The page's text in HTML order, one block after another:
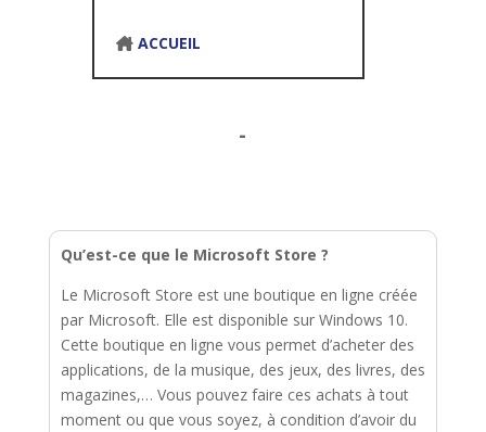
ACCUEIL
-
Qu’est-ce que le Microsoft Store ?
Le Microsoft Store est une boutique en ligne créée
par Microsoft. Elle est disponible sur Windows 10.
Cette boutique en ligne vous permet d’acheter des
applications, de la musique, des jeux, des livres, des
magazines,… Vous pouvez faire ces achats à tout
moment ou que vous soyez, à condition d’avoir du